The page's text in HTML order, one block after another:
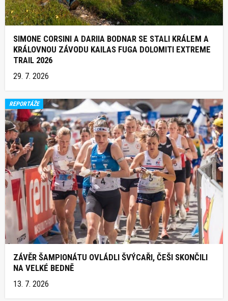
SIMONE CORSINI A DARIIA BODNAR SE STALI KRÁLEM A
KRÁLOVNOU ZÁVODU KAILAS FUGA DOLOMITI EXTREME
TRAIL 2026
29. 7. 2026
REPORTÁŽE
ZÁVĚR ŠAMPIONÁTU OVLÁDLI ŠVÝCAŘI, ČEŠI SKONČILI
NA VELKÉ BEDNĚ
13. 7. 2026